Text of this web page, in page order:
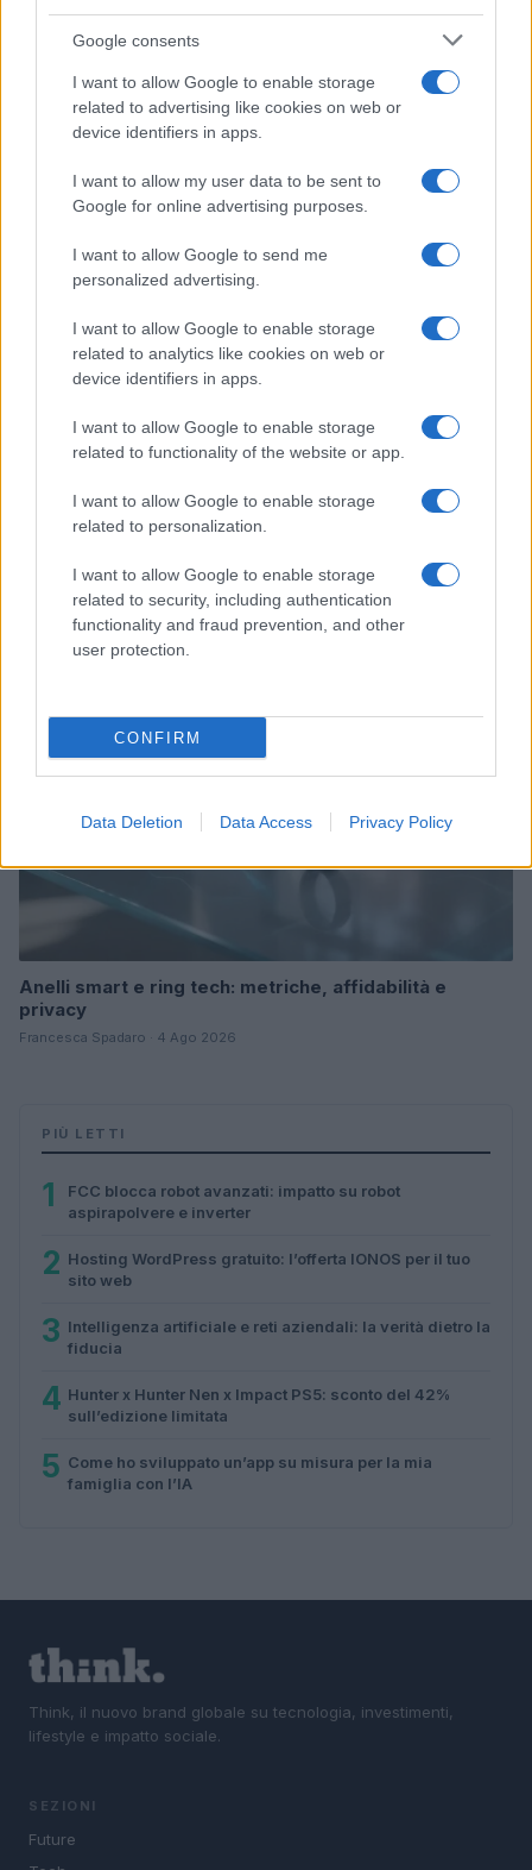
Google consents
I want to allow Google to enable storage
related to advertising like cookies on web or
device identifiers in apps.
I want to allow my user data to be sent to
Google for online advertising purposes.
I want to allow Google to send me
personalized advertising.
I want to allow Google to enable storage
related to analytics like cookies on web or
device identifiers in apps.
I want to allow Google to enable storage
related to functionality of the website or app.
I want to allow Google to enable storage
related to personalization.
I want to allow Google to enable storage
related to security, including authentication
functionality and fraud prevention, and other
user protection.
CONFIRM
Data Deletion Data Access Privacy Policy
Apprendimento linguistico accelerato: come funziona
Babbel
caratteristiche e vantaggi
Francesca Spadaro · 5 Ago 2026
TECH
Anelli smart e ring tech: metriche, affidabilità e
privacy
Francesca Spadaro · 4 Ago 2026
PIÙ LETTI
1
FCC blocca robot avanzati: impatto su robot
aspirapolvere e inverter
2 Hosting WordPress gratuito: l’offerta IONOS per il tuo
sito web
3 Intelligenza artificiale e reti aziendali: la verità dietro la
fiducia
4 Hunter x Hunter Nen x Impact PS5: sconto del 42%
sull’edizione limitata
5 Come ho sviluppato un’app su misura per la mia
famiglia con l’IA
Think, il nuovo brand globale su tecnologia, investimenti,
lifestyle e impatto sociale.
SEZIONI
Future